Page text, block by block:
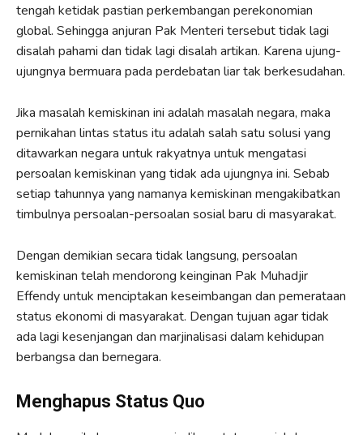
tengah ketidak pastian perkembangan perekonomian
global. Sehingga anjuran Pak Menteri tersebut tidak lagi
disalah pahami dan tidak lagi disalah artikan. Karena ujung-
ujungnya bermuara pada perdebatan liar tak berkesudahan.
Jika masalah kemiskinan ini adalah masalah negara, maka
pernikahan lintas status itu adalah salah satu solusi yang
ditawarkan negara untuk rakyatnya untuk mengatasi
persoalan kemiskinan yang tidak ada ujungnya ini. Sebab
setiap tahunnya yang namanya kemiskinan mengakibatkan
timbulnya persoalan-persoalan sosial baru di masyarakat.
Dengan demikian secara tidak langsung, persoalan
kemiskinan telah mendorong keinginan Pak Muhadjir
Effendy untuk menciptakan keseimbangan dan pemerataan
status ekonomi di masyarakat. Dengan tujuan agar tidak
ada lagi kesenjangan dan marjinalisasi dalam kehidupan
berbangsa dan bernegara.
Menghapus Status Quo